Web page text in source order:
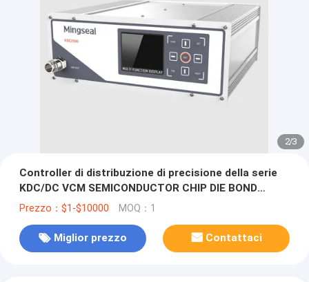
2/3
Controller di distribuzione di precisione della serie
KDC/DC VCM SEMICONDUCTOR CHIP DIE BOND
MEMS
Prezzo：$1-$10000 MOQ：1
Miglior prezzo Contattaci